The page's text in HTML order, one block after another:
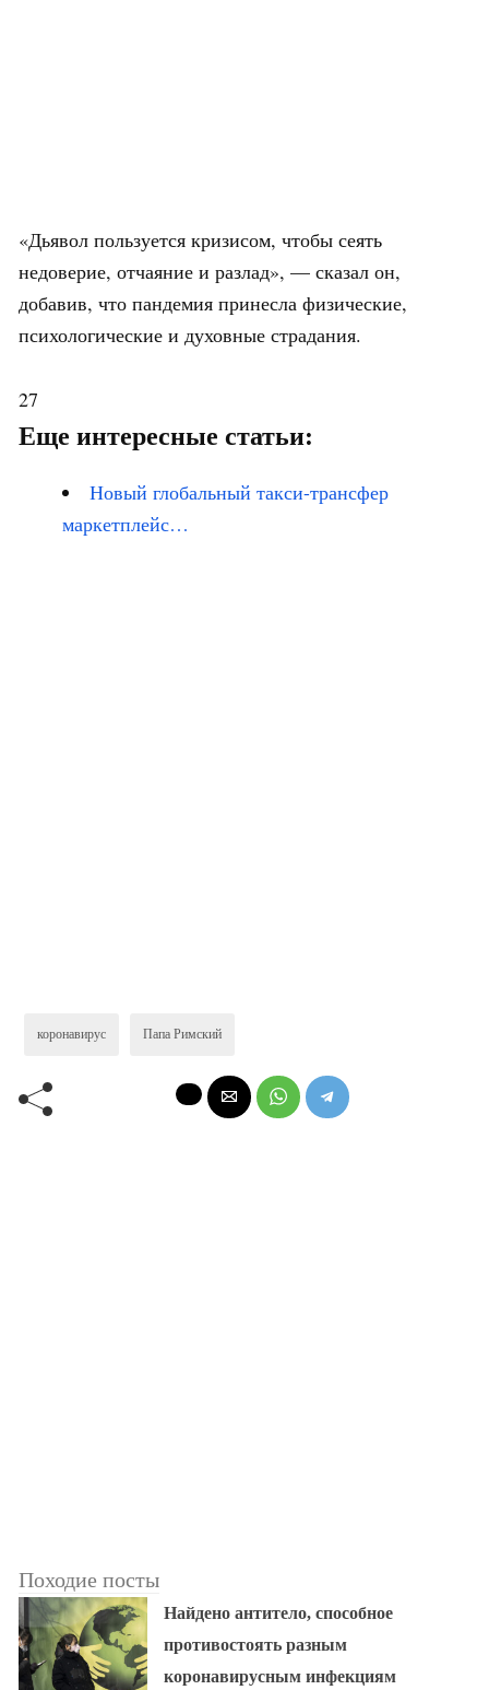
«Дьявол пользуется кризисом, чтобы сеять
недоверие, отчаяние и разлад», — сказал он,
добавив, что пандемия принесла физические,
психологические и духовные страдания.
27
Еще интересные статьи:
Новый глобальный такси-трансфер
маркетплейс…
коронавирус Папа Римский
Походие посты
Найдено антитело, способное
противостоять разным
коронавирусным инфекциям